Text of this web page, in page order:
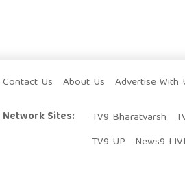
Contact Us About Us Advertise With
Network Sites:
TV9 Bharatvarsh
TV9 UP
News9